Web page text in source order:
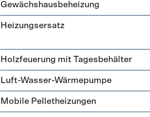
Gewächshausbeheizung
Heizungsersatz
Holzfeuerung mit Tagesbehälter
Luft-Wasser-Wärmepumpe
Mobile Pelletheizungen